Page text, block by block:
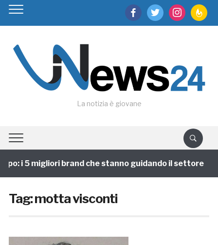
facebooktwitter instagram
La notizia è giovane
i 5 migliori brand che stanno guidando il settore
Tag:motta visconti